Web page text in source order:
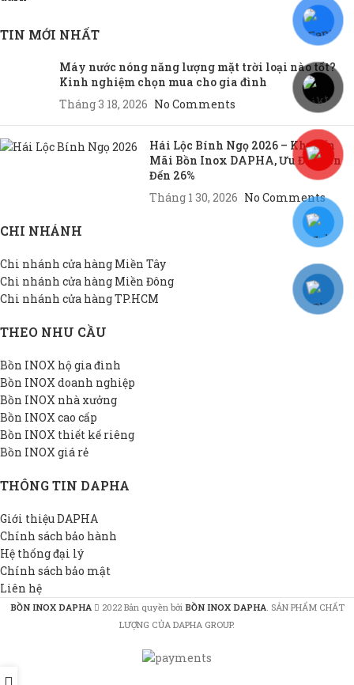
TIN MỚI NHẤT
Máy nước nóng năng lượng mặt trời loại nào tốt?
Kinh nghiệm chọn mua cho gia đình
Tháng 3 18, 2026 No Comments
Hái Lộc Bính Ngọ 2026 – Khuyến
Mãi Bồn Inox DAPHA, Ưu Đãi Lên
Đến 26%
Tháng 1 30, 2026 No Comments
CHI NHÁNH
Chi nhánh cửa hàng Miền Tây
Chi nhánh cửa hàng Miền Đông
Chi nhánh cửa hàng TP.HCM
THEO NHU CẦU
Bồn INOX hộ gia đình
Bồn INOX doanh nghiệp
Bồn INOX nhà xưởng
Bồn INOX cao cấp
Bồn INOX thiết kế riêng
Bồn INOX giá rẻ
THÔNG TIN DAPHA
Giới thiệu DAPHA
Chính sách bảo hành
Hệ thống đại lý
Chính sách bảo mật
Liên hệ
BỒN INOX DAPHA 2022 Bản quyền bởi BỒN INOX DAPHA. SẢN PHẨM CHẤT
LƯỢNG CỦA DAPHA GROUP.